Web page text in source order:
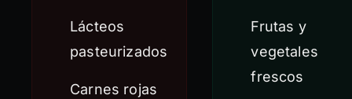
Lácteos
pasteurizados
Carnes rojas
Frutas y
vegetales
frescos